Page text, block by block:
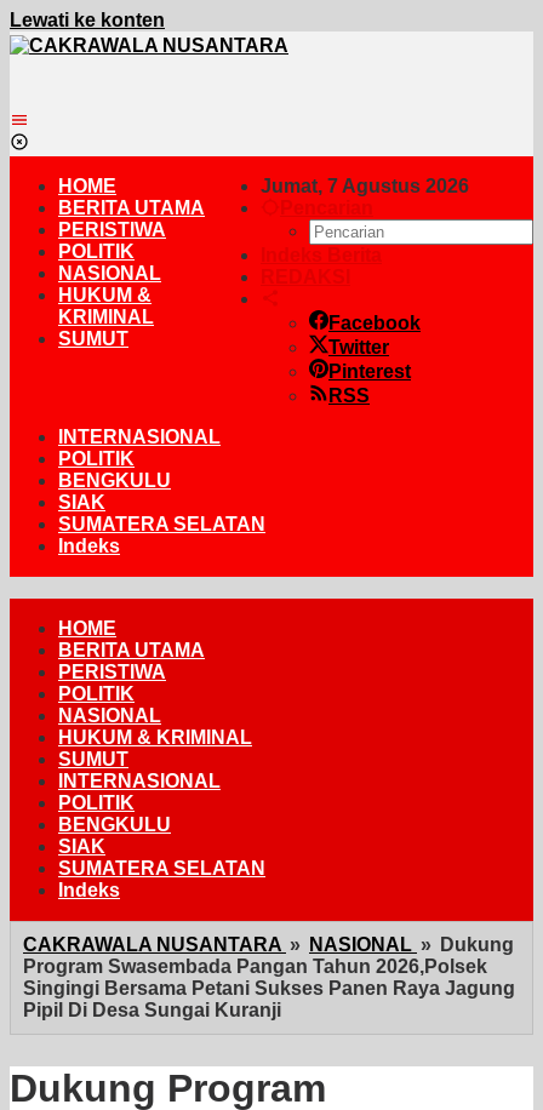
Lewati ke konten
Jumat, 7 Agustus 2026
Pencarian
Indeks Berita
REDAKSI
Facebook
Twitter
Pinterest
RSS
HOME
BERITA UTAMA
PERISTIWA
POLITIK
NASIONAL
HUKUM &
KRIMINAL
SUMUT
INTERNASIONAL
POLITIK
BENGKULU
SIAK
SUMATERA SELATAN
Indeks
HOME
BERITA UTAMA
PERISTIWA
POLITIK
NASIONAL
HUKUM & KRIMINAL
SUMUT
INTERNASIONAL
POLITIK
BENGKULU
SIAK
SUMATERA SELATAN
Indeks
CAKRAWALA NUSANTARA » NASIONAL » Dukung
Program Swasembada Pangan Tahun 2026,Polsek
Singingi Bersama Petani Sukses Panen Raya Jagung
Pipil Di Desa Sungai Kuranji
Dukung Program